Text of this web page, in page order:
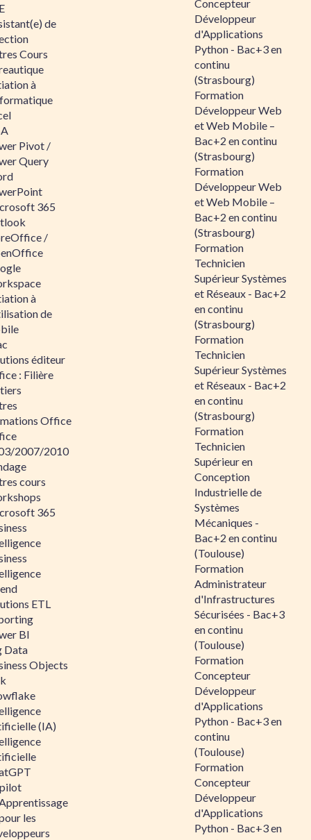
de
Cours
à
Pivot /
Query
365
/
à
de
éditeur
: Filière
Office
2007/2010
cours
365
ETL
BI
Data
Objects
(IA)
les
Concepteur
Développeur
d'Applications
Python - Bac+3 en
continu
(Strasbourg)
Formation
Développeur Web
et Web Mobile –
Bac+2 en continu
(Strasbourg)
Formation
Développeur Web
et Web Mobile –
Bac+2 en continu
(Strasbourg)
Formation
Technicien
Supérieur Systèmes
et Réseaux - Bac+2
en continu
(Strasbourg)
Formation
Technicien
Supérieur Systèmes
et Réseaux - Bac+2
en continu
(Strasbourg)
Formation
Technicien
Supérieur en
Conception
Industrielle de
Systèmes
Mécaniques -
Bac+2 en continu
(Toulouse)
Formation
Administrateur
d'Infrastructures
Sécurisées - Bac+3
en continu
(Toulouse)
Formation
Concepteur
Développeur
d'Applications
Python - Bac+3 en
continu
(Toulouse)
Formation
Concepteur
Développeur
d'Applications
Python - Bac+3 en